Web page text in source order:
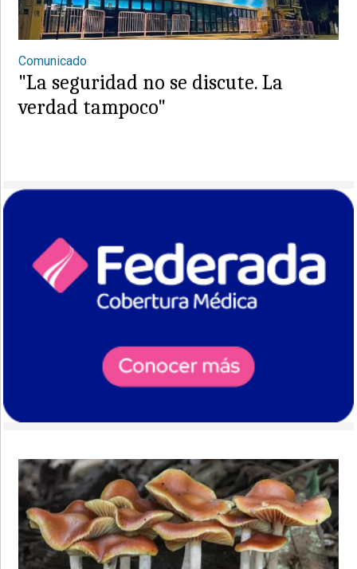
Comunicado
"La seguridad no se discute. La
verdad tampoco"